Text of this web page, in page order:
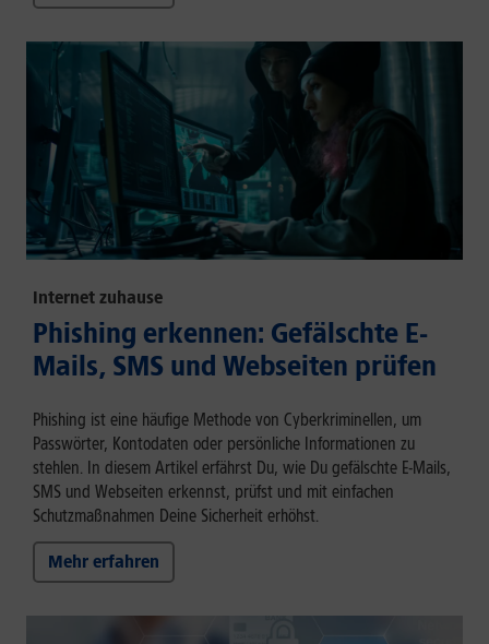
Internet zuhause
Phishing erkennen: Gefälschte E-
Mails, SMS und Webseiten prüfen
Phishing ist eine häufige Methode von Cyberkriminellen, um
Passwörter, Kontodaten oder persönliche Informationen zu
stehlen. In diesem Artikel erfährst Du, wie Du gefälschte E-Mails,
SMS und Webseiten erkennst, prüfst und mit einfachen
Schutzmaßnahmen Deine Sicherheit erhöhst.
Mehr erfahren